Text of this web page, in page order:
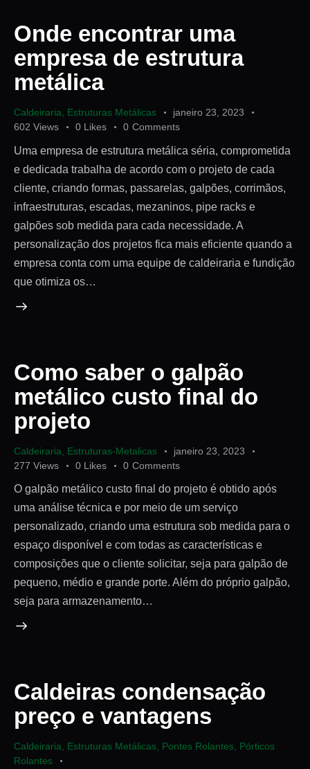
Onde encontrar uma
empresa de estrutura
metálica
Caldeiraria Estruturas Metálicas
janeiro 23, 2023
602 Views 0 Likes 0 Comments
Uma empresa de estrutura metálica séria, comprometida
e dedicada trabalha de acordo com o projeto de cada
cliente, criando formas, passarelas, galpões, corrimãos,
infraestruturas, escadas, mezaninos, pipe racks e
galpões sob medida para cada necessidade. A
personalização dos projetos fica mais eficiente quando a
empresa conta com uma equipe de caldeiraria e fundição
que otimiza os…
Como saber o galpão
metálico custo final do
projeto
Caldeiraria Estruturas-Metalicas
janeiro 23, 2023
277 Views 0 Likes 0 Comments
O galpão metálico custo final do projeto é obtido após
uma análise técnica e por meio de um serviço
personalizado, criando uma estrutura sob medida para o
espaço disponível e com todas as características e
composições que o cliente solicitar, seja para galpão de
pequeno, médio e grande porte. Além do próprio galpão,
seja para armazenamento…
Caldeiras condensação
preço e vantagens
Caldeiraria, Estruturas Metálicas, Pontes Rolantes, Pórticos
Rolantes